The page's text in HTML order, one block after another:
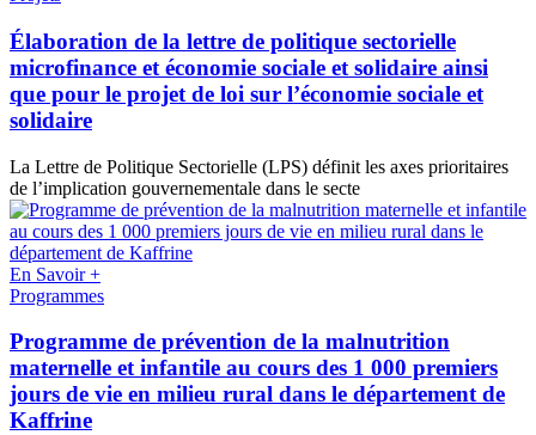
Élaboration de la lettre de politique sectorielle
microfinance et économie sociale et solidaire ainsi
que pour le projet de loi sur l’économie sociale et
solidaire
La Lettre de Politique Sectorielle (LPS) définit les axes prioritaires
de l’implication gouvernementale dans le secte
En Savoir +
Programmes
Programme de prévention de la malnutrition
maternelle et infantile au cours des 1 000 premiers
jours de vie en milieu rural dans le département de
Kaffrine